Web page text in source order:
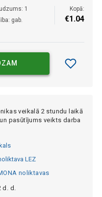
1
gab.
Kopā:
€1.04
veikalā 2 stundu laikā
pasūtījums veikts darba
LEZ
noliktavas
d.